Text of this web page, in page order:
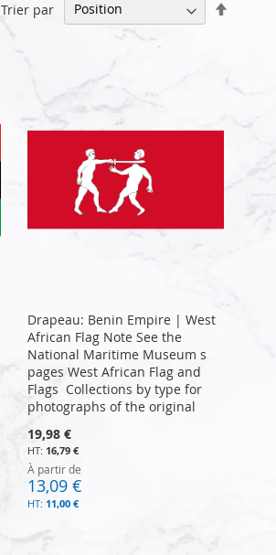
Trier par
Drapeau: Benin Empire | West
African Flag Note See the
National Maritime Museum s
pages West African Flag and
Flags Collections by type for
photographs of the original
19,98 €
16,79 €
À partir de
13,09 €
11,00 €